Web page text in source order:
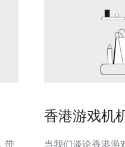
香港游戏机
当我们谈论香港游